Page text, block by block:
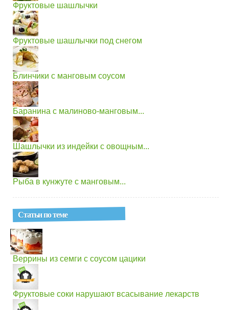
Фруктовые шашлычки
Фруктовые шашлычки под снегом
Блинчики с манговым соусом
Баранина с малиново-манговым...
Шашлычки из индейки с овощным...
Рыба в кунжуте с манговым...
Статьи по теме
Веррины из семги с соусом цацики
Фруктовые соки нарушают всасывание лекарств